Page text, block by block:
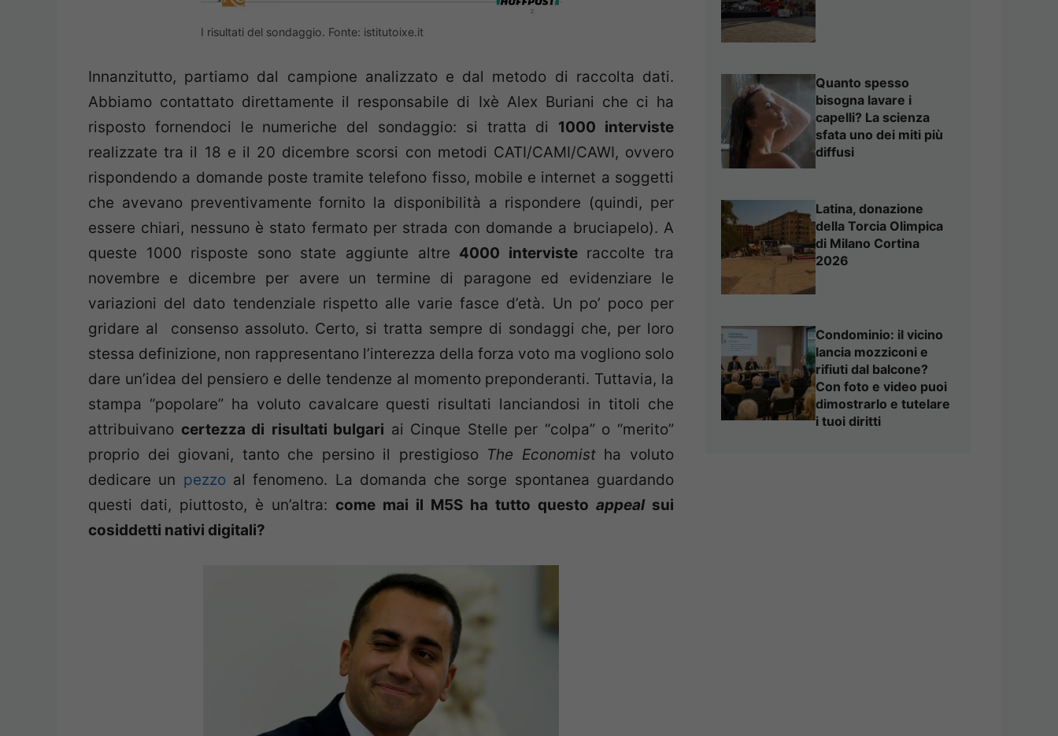
I risultati del sondaggio. Fonte: istitutoixe.it
Innanzitutto, partiamo dal campione analizzato e dal metodo di raccolta dati.
Abbiamo contattato direttamente il responsabile di Ixè Alex Buriani che ci ha
risposto fornendoci le numeriche del sondaggio: si tratta di 1000 interviste
realizzate tra il 18 e il 20 dicembre scorsi con metodi CATI/CAMI/CAWI, ovvero
rispondendo a domande poste tramite telefono fisso, mobile e internet a soggetti
che avevano preventivamente fornito la disponibilità a rispondere (quindi, per
essere chiari, nessuno è stato fermato per strada con domande a bruciapelo). A
queste 1000 risposte sono state aggiunte altre 4000 intervisteraccolte tra
novembre e dicembre per avere un termine di paragone ed evidenziare le
variazioni del dato tendenziale rispetto alle varie fasce d’età. Un po’ poco per
gridare al consenso assoluto. Certo, si tratta sempre di sondaggi che, per loro
stessa definizione, non rappresentano l’interezza della forza voto ma vogliono solo
dare un’idea del pensiero e delle tendenze al momento preponderanti. Tuttavia, la
stampa “popolare” ha voluto cavalcare questi risultati lanciandosi in titoli che
attribuivano certezza di risultati bulgari ai Cinque Stelle per “colpa” o “merito”
proprio dei giovani, tanto che persino il prestigioso The Economistha voluto
dedicare un pezzoal fenomeno. La domanda che sorge spontanea guardando
questi dati, piuttosto, è un’altra: come mai il M5S ha tutto questo appealsui
cosiddetti nativi digitali?
Quanto spesso
bisogna lavare i
capelli? La scienza
sfata uno dei miti più
diffusi
Latina, donazione
della Torcia Olimpica
di Milano Cortina
2026
Condominio: il vicino
lancia mozziconi e
rifiuti dal balcone?
Con foto e video puoi
dimostrarlo e tutelare
i tuoi diritti